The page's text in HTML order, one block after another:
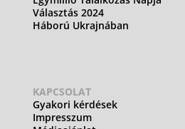
Választás 2024
Háború Ukrajnában
KAPCSOLAT
Gyakori kérdések
Impresszum